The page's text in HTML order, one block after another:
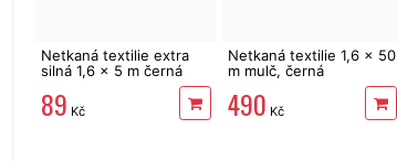
Netkaná textilie extra
silná 1,6 x 5 m černá
89 Kč
Netkaná textilie 1,6 x 50
m mulč, černá
490 Kč